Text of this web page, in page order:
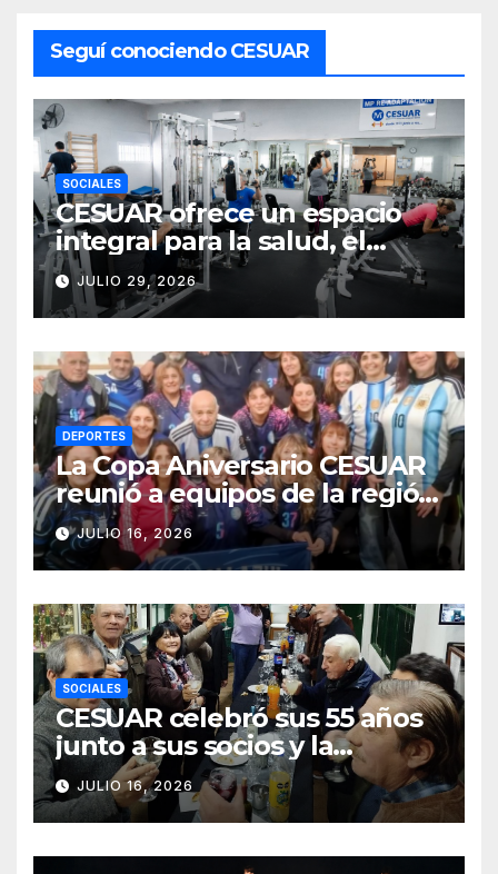
Seguí conociendo CESUAR
SOCIALES
CESUAR ofrece un espacio
integral para la salud, el
entrenamiento y el bienestar
JULIO 29, 2026
DEPORTES
La Copa Aniversario CESUAR
reunió a equipos de la región
en una jornada de newcom y
camaradería
JULIO 16, 2026
SOCIALES
CESUAR celebró sus 55 años
junto a sus socios y la
comunidad de Azul
JULIO 16, 2026